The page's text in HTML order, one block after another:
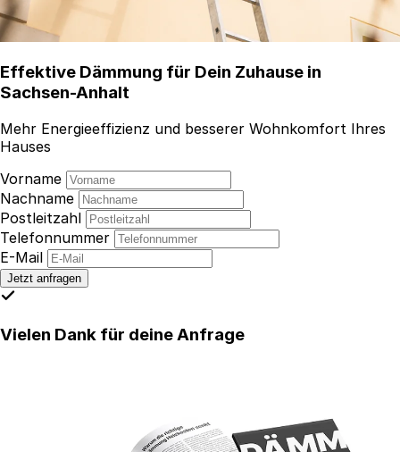
Effektive Dämmung für Dein Zuhause in
Sachsen-Anhalt
Mehr Energieeffizienz und besserer Wohnkomfort Ihres
Hauses
Vorname
Nachname
Postleitzahl
Telefonnummer
E-Mail
Jetzt anfragen
Vielen Dank für deine Anfrage